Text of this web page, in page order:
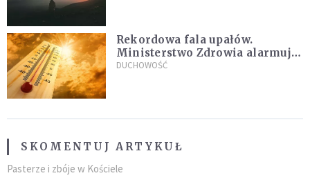
Rekordowa fala upałów.
Ministerstwo Zdrowia alarmuje
po doświadczeniach z czerwca
DUCHOWOŚĆ
SKOMENTUJ ARTYKUŁ
Pasterze i zbóje w Kościele